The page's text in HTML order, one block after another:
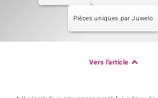
Pièces uniques par Juwelo
Vers l'article